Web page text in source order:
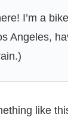
I’m a
Angeles,
like